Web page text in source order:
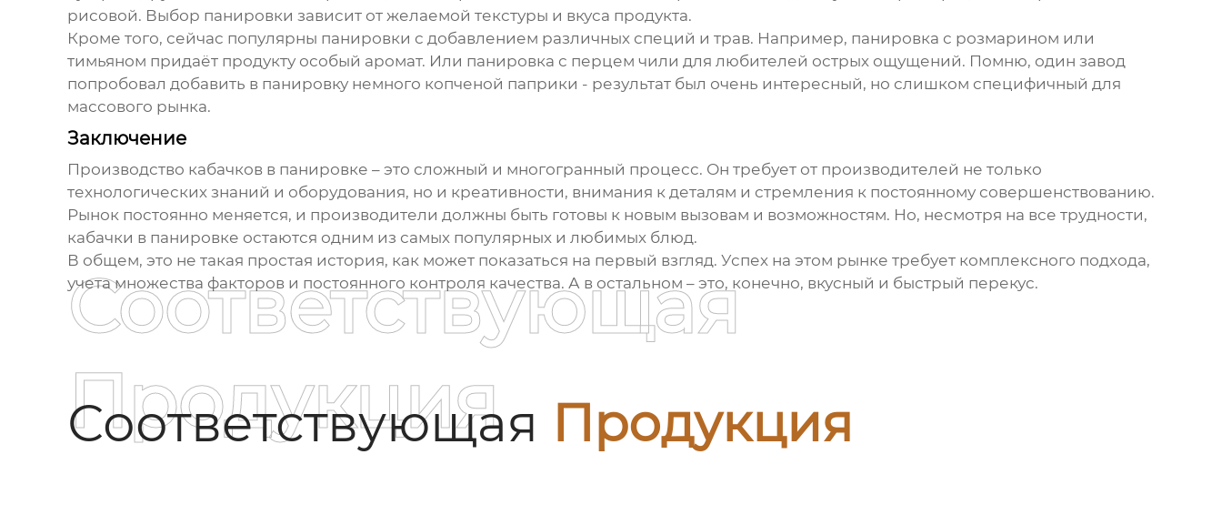
рисовой. Выбор панировки зависит от желаемой текстуры и вкуса продукта.
Кроме того, сейчас популярны панировки с добавлением различных специй и трав. Например, панировка с розмарином или
тимьяном придаёт продукту особый аромат. Или панировка с перцем чили для любителей острых ощущений. Помню, один завод
попробовал добавить в панировку немного копченой паприки - результат был очень интересный, но слишком специфичный для
массового рынка.
Заключение
Производство кабачков в панировке – это сложный и многогранный процесс. Он требует от производителей не только
технологических знаний и оборудования, но и креативности, внимания к деталям и стремления к постоянному совершенствованию.
Рынок постоянно меняется, и производители должны быть готовы к новым вызовам и возможностям. Но, несмотря на все трудности,
кабачки в панировке остаются одним из самых популярных и любимых блюд.
В общем, это не такая простая история, как может показаться на первый взгляд. Успех на этом рынке требует комплексного подхода,
учета множества факторов и постоянного контроля качества. А в остальном – это, конечно, вкусный и быстрый перекус.
Соответствующая Продукция
Соответствующая
Продукция